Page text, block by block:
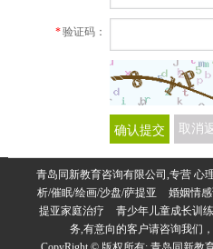
*验证码：
确认提交 取消
青岛同新教育咨询有限公司,专营 心
析/催眠/绘画/沙盘/萨提亚
婚姻情
提亚家庭治疗
青少年儿童成长训
务,有意向的客户请咨询我们